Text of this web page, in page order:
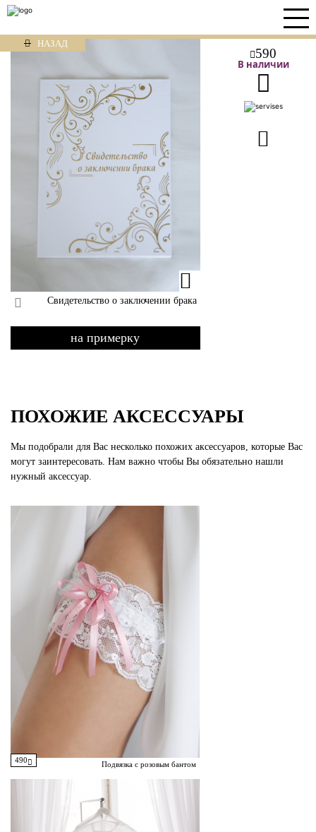
НАЗАД
590
В наличии
Свидетельство о заключении брака
на примерку
ПОХОЖИЕ АКСЕССУАРЫ
Мы подобрали для Вас несколько похожих аксессуаров, которые Вас
могут заинтересовать. Нам важно чтобы Вы обязательно нашли
нужный аксессуар.
490 Подвязка с розовым бантом